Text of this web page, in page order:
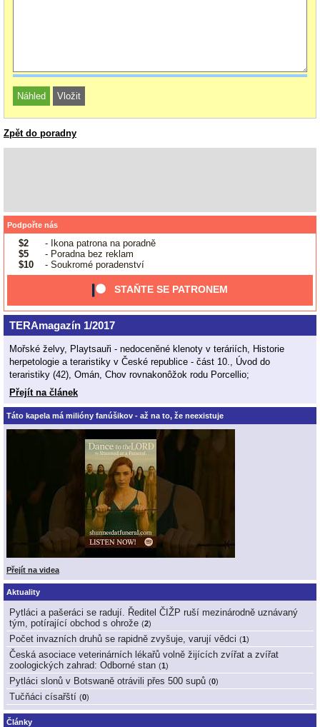
Zpět do poradny
Podpořte nás
$2
- Ikona patrona na poradně
$5
- Poradna bez reklam
$10
- Soukromé poradenství
STAŇTE SE PATRONEM
TERAmagazín 1/2017
Mořské želvy, Playtsauři - nedoceněné klenoty v teráriích, Historie
herpetologie a teraristiky v České republice - část 10., Úvod do
teraristiky (42), Omán, Chov rovnakonôžok rodu Porcellio;
Přejít na článek
Táto kapela má milióny fanúšikov - až na to, že neexistuje
Přejít na videa
Aktuality
Pytláci a pašeráci se radují. Ředitel ČIŽP ruší mezinárodně uznávaný
tým, potírající obchod s ohrože (2)
Počet invazních druhů se rapidně zvyšuje, varují vědci (1 )
Česká asociace veterinárních lékařů volně žijících zvířat a zvířat
zoologických zahrad: Odborné stan (1 )
Pytláci slonů v Botswaně otrávili přes 500 supů (0)
Tučňáci císařští (0)
Články